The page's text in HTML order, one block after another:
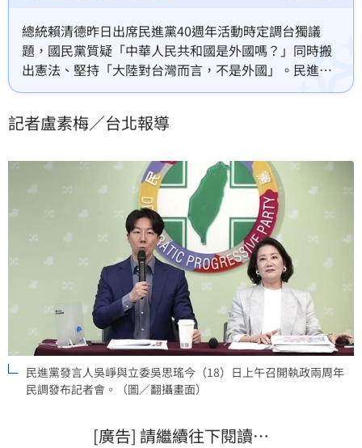
總統賴清德昨日出席民進黨40週年活動時定調台獨議
題，國民黨質疑「中華人民共和國是外國嗎？」同時搬
出憲法、堅持「大陸對台灣而言，不是外國」。民進黨
今（18）日強調，民進黨強調，賴清德並未重新定調，
議文》，具高度一致性，而政府立場是維持現狀，致力
記者盧素梅／台北報導
民進黨發言人吳崢與立委吳思瑤今（18）日上午召開執政兩周年
民調發布記者會。（圖／翻攝畫面）
[廣告] 請繼續往下閱讀…